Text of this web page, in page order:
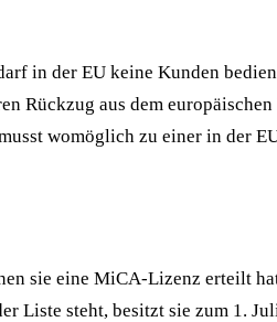
in der EU keine Kunden
Rückzug aus dem
womöglich zu einer in der
sie eine MiCA-Lizenz erteilt
Liste steht, besitzt sie zum 1.